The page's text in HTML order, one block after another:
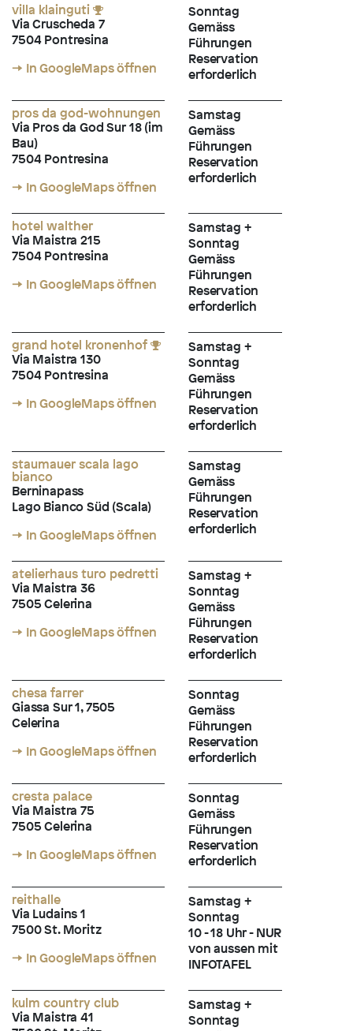
villa klainguti
Via Cruscheda 7
7504 Pontresina
→ In GoogleMaps öffnen
Sonntag
Gemäss
Führungen
Reservation
erforderlich
pros da god-wohnungen
Via Pros da God Sur 18 (im
Bau)
7504 Pontresina
→ In GoogleMaps öffnen
Samstag
Gemäss
Führungen
Reservation
erforderlich
hotel walther
Via Maistra 215
7504 Pontresina
→ In GoogleMaps öffnen
Samstag +
Sonntag
Gemäss
Führungen
Reservation
erforderlich
grand hotel kronenhof
Via Maistra 130
7504 Pontresina
→ In GoogleMaps öffnen
Samstag +
Sonntag
Gemäss
Führungen
Reservation
erforderlich
staumauer scala lago
bianco
Berninapass
Lago Bianco Süd (Scala)
→ In GoogleMaps öffnen
Samstag
Gemäss
Führungen
Reservation
erforderlich
atelierhaus turo pedretti
Via Maistra 36
7505 Celerina
→ In GoogleMaps öffnen
Samstag +
Sonntag
Gemäss
Führungen
Reservation
erforderlich
chesa farrer
Giassa Sur 1, 7505
Celerina
→ In GoogleMaps öffnen
Sonntag
Gemäss
Führungen
Reservation
erforderlich
cresta palace
Via Maistra 75
7505 Celerina
→ In GoogleMaps öffnen
Sonntag
Gemäss
Führungen
Reservation
erforderlich
reithalle
Via Ludains 1
7500 St. Moritz
→ In GoogleMaps öffnen
Samstag +
Sonntag
10 - 18 Uhr - NUR
von aussen mit
INFOTAFEL
kulm country club
Via Maistra 41
Samstag +
Sonntag